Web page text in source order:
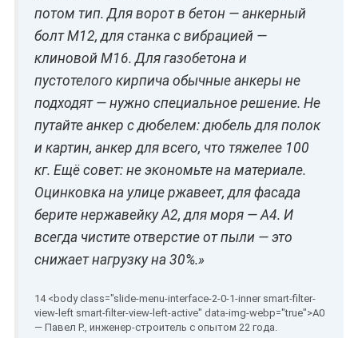
потом тип. Для ворот в бетон — анкерный
болт M12, для станка с вибрацией —
клиновой M16. Для газобетона и
пустотелого кирпича обычные анкеры не
подходят — нужно специальное решение. Не
путайте анкер с дюбелем: дюбель для полок
и картин, анкер для всего, что тяжелее 100
кг. Ещё совет: не экономьте на материале.
Оцинковка на улице ржавеет, для фасада
берите нержавейку A2, для моря — A4. И
всегда чистите отверстие от пыли — это
снижает нагрузку на 30%.»
— Павел Р., инженер-строитель с опытом 22 года.